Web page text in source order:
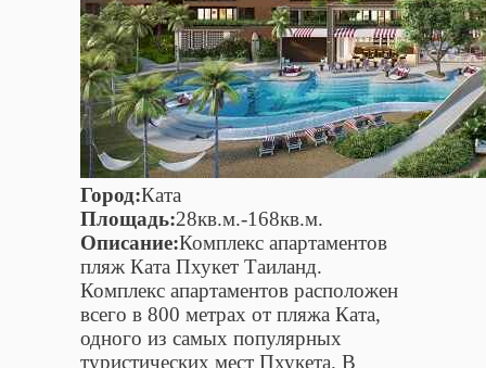
Город:Ката
Площадь:28кв.м.-168кв.м.
Описание:Комплекс апартаментов
пляж Ката Пхукет Таиланд.
Комплекс апартаментов расположен
всего в 800 метрах от пляжа Ката,
одного из самых популярных
туристических мест Пхукета. В